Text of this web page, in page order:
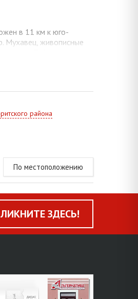
в 11 км к юго-
Мухавец, живописные
ГУО «Центр
-травы», ДК,
района
По местоположению
ЗДЕСЬ!